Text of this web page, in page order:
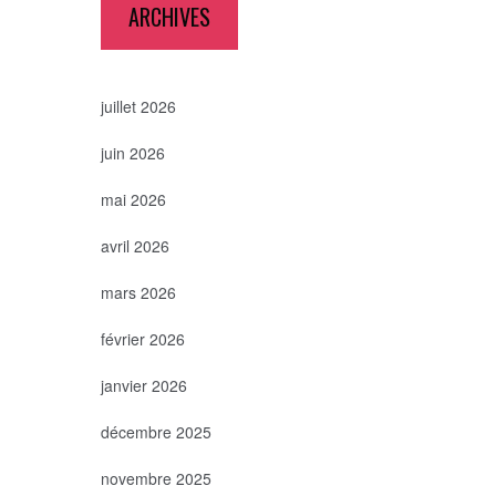
ARCHIVES
juillet 2026
juin 2026
mai 2026
avril 2026
mars 2026
février 2026
janvier 2026
décembre 2025
novembre 2025